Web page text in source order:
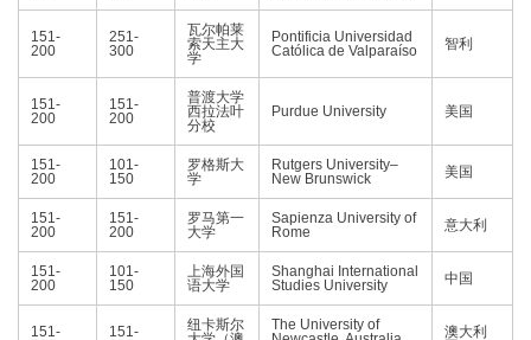
151-
200
251-
300
瓦尔帕莱
索天主大
学
Pontificia Universidad
Católica de Valparaíso
智利
151-
200
151-
200
普渡大学
西拉法叶
分校
Purdue University 美国
151-
200
101-
150
罗格斯大
学
Rutgers University–
New Brunswick
美国
151-
200
151-
200
罗马第一
大学
Sapienza University of
Rome
意大利
151-
200
101-
150
上海外国
语大学
Shanghai International
Studies University
中国
151-
151-
纽卡斯尔
The University of
澳大利